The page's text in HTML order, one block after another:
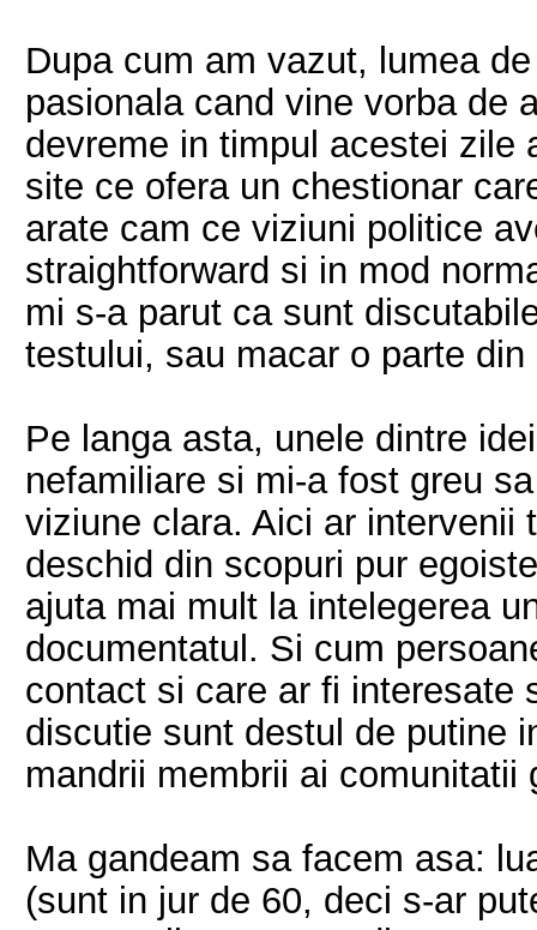
Dupa cum am vazut, lumea
pasionala cand vine vorba de
devreme in timpul acestei zile
site ce ofera un chestionar
arate cam ce viziuni politice
straightforward si in mod
mi s-a parut ca sunt
testului, sau macar o parte din
Pe langa asta, unele dintre
nefamiliare si mi-a fost greu
viziune clara. Aici ar intervenii
deschid din scopuri pur
ajuta mai mult la intelegerea
documentatul. Si cum
contact si care ar fi interesate
discutie sunt destul de putine
mandrii membrii ai comunitatii
Ma gandeam sa facem asa:
(sunt in jur de 60, deci s-ar